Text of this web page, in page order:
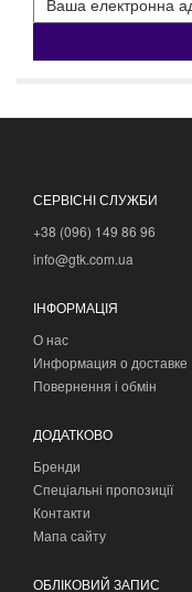
СЕРВІСНІ СЛУЖБИ
+38 (096) 149 86 96
info@gtk.com.ua
ІНФОРМАЦІЯ
О нас
Информация о доставке
Повернення і обмін
ДОДАТКОВО
Бренди
Спеціальні пропозиції
Контакти
Мапа сайту
ОБЛІКОВИЙ ЗАПИС